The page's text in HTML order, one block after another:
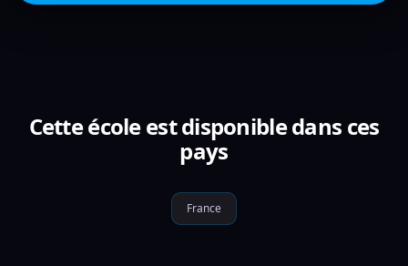
Cette école est disponible dans ces
pays
France